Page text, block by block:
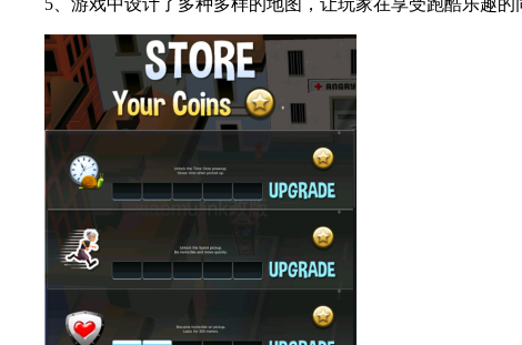
5、游戏中设计了多种多样的地图，让玩家在享受跑酷乐趣的